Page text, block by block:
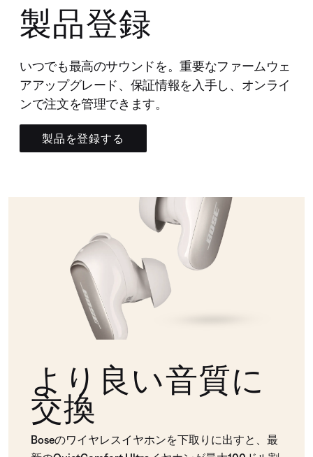
製品登録
いつでも最高のサウンドを。重要なファームウェ
アアップグレード、保証情報を入手し、オンライ
ンで注文を管理できます。
製品を登録する
より良い音質に
交換
Boseのワイヤレスイヤホンを下取りに出すと、最